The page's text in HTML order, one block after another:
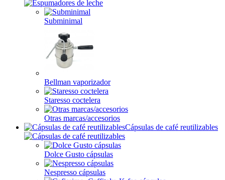
Subminimal
Bellman vaporizador
Staresso coctelera
Otras marcas/accesorios
Cápsulas de café reutilizables
Dolce Gusto cápsulas
Nespresso cápsulas